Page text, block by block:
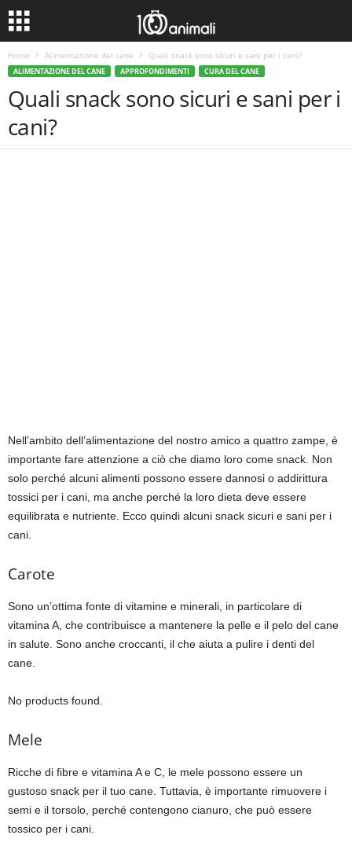
Home Alimentazione del cane Quali snack sono sicuri e sani per i cani?
ALIMENTAZIONE DEL CANE APPROFONDIMENTI CURA DEL CANE
Quali snack sono sicuri e sani per i
cani?
Nell’ambito dell’alimentazione del nostro amico a quattro zampe, è
importante fare attenzione a ciò che diamo loro come snack. Non
solo perché alcuni alimenti possono essere dannosi o addirittura
tossici per i cani, ma anche perché la loro dieta deve essere
equilibrata e nutriente. Ecco quindi alcuni snack sicuri e sani per i
cani.
Carote
Sono un’ottima fonte di vitamine e minerali, in particolare di
vitamina A, che contribuisce a mantenere la pelle e il pelo del cane
in salute. Sono anche croccanti, il che aiuta a pulire i denti del
cane.
No products found.
Mele
Ricche di fibre e vitamina A e C, le mele possono essere un
gustoso snack per il tuo cane. Tuttavia, è importante rimuovere i
semi e il torsolo, perché contengono cianuro, che può essere
tossico per i cani.